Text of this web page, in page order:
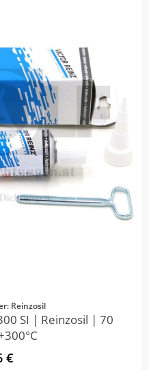
Reinzosil
SI | Reinzosil | 70
€